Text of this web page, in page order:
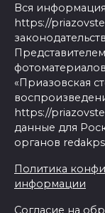
Вся
https://
«Приазовская
https://
данные для
органов
Политика
информации
Согласие на